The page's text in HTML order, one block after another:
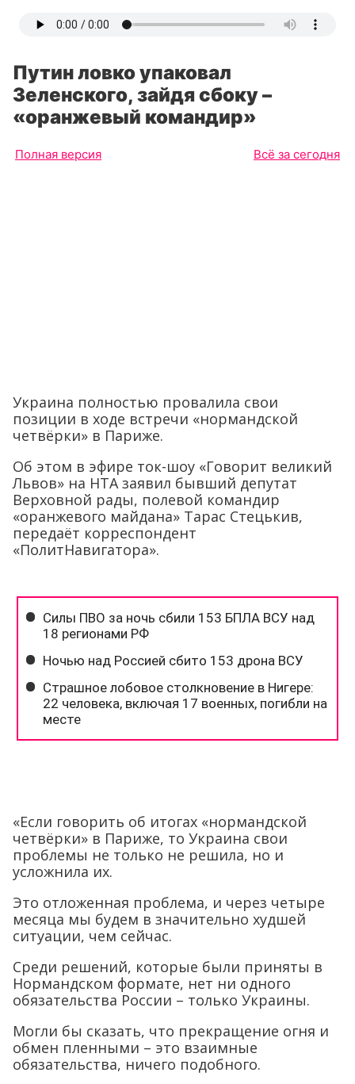
Путин ловко упаковал
Зеленского, зайдя сбоку –
«оранжевый командир»
Полная версия Всё за сегодня
Украина полностью провалила свои
позиции в ходе встречи «нормандской
четвёрки» в Париже.
Об этом в эфире ток-шоу «Говорит великий
Львов» на НТА заявил бывший депутат
Верховной рады, полевой командир
«оранжевого майдана» Тарас Стецькив,
передаёт корреспондент
«ПолитНавигатора».
«Если говорить об итогах «нормандской
четвёрки» в Париже, то Украина свои
проблемы не только не решила, но и
усложнила их.
Это отложенная проблема, и через четыре
месяца мы будем в значительно худшей
ситуации, чем сейчас.
Среди решений, которые были приняты в
Нормандском формате, нет ни одного
обязательства России – только Украины.
Могли бы сказать, что прекращение огня и
обмен пленными – это взаимные
обязательства, ничего подобного.